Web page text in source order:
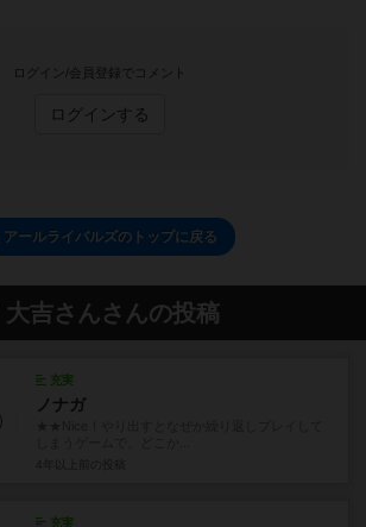
ログイン/会員登録でコメント
ログインする
アールライバルズのトップに戻る
大吉さんさんの投稿
充実
ノナガ
充実